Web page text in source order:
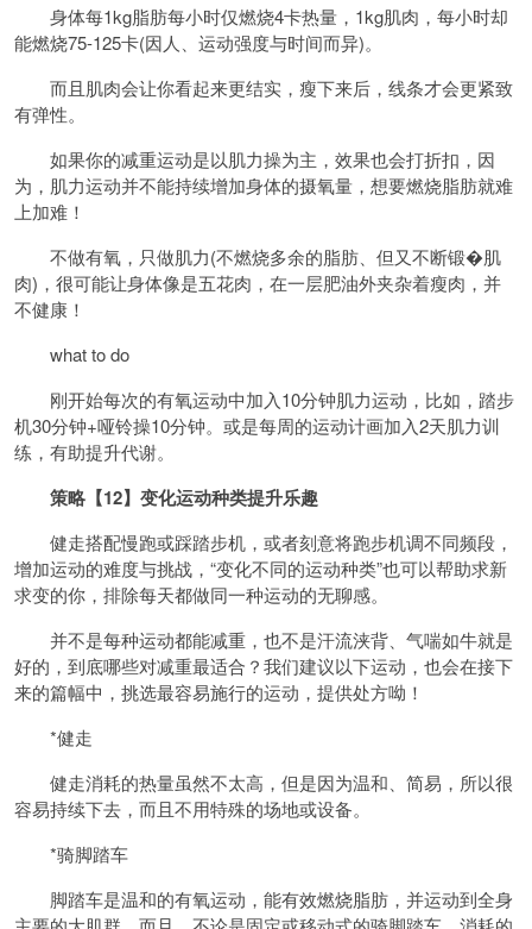
身体每1kg脂肪每小时仅燃烧4卡热量，1kg肌肉，每小时却
能燃烧75-125卡(因人、运动强度与时间而异)。
而且肌肉会让你看起来更结实，瘦下来后，线条才会更紧致
有弹性。
如果你的减重运动是以肌力操为主，效果也会打折扣，因
为，肌力运动并不能持续增加身体的摄氧量，想要燃烧脂肪就难
上加难！
不做有氧，只做肌力(不燃烧多余的脂肪、但又不断锻�肌
肉)，很可能让身体像是五花肉，在一层肥油外夹杂着瘦肉，并
不健康！
what to do
刚开始每次的有氧运动中加入10分钟肌力运动，比如，踏步
机30分钟+哑铃操10分钟。或是每周的运动计画加入2天肌力训
练，有助提升代谢。
策略【12】变化运动种类提升乐趣
健走搭配慢跑或踩踏步机，或者刻意将跑步机调不同频段，
增加运动的难度与挑战，“变化不同的运动种类”也可以帮助求新
求变的你，排除每天都做同一种运动的无聊感。
并不是每种运动都能减重，也不是汗流浃背、气喘如牛就是
好的，到底哪些对减重最适合？我们建议以下运动，也会在接下
来的篇幅中，挑选最容易施行的运动，提供处方呦！
*健走
健走消耗的热量虽然不太高，但是因为温和、简易，所以很
容易持续下去，而且不用特殊的场地或设备。
*骑脚踏车
脚踏车是温和的有氧运动，能有效燃烧脂肪，并运动到全身